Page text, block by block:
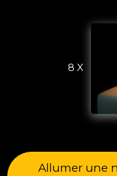
8 X
Allumer une